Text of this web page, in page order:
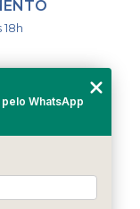
WhatsApp